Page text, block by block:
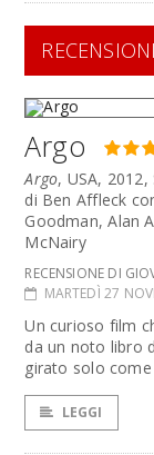
Argo
Argo, USA,
di Ben Affleck
Goodman, Alan
McNairy
RECENSIONE DI
MARTEDÌ 27
Un curioso film
da un noto libro
girato solo
LEGGI